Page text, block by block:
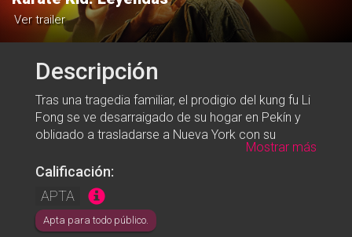
Ver trailer
Descripción
Tras una tragedia familiar, el prodigio del kung fu Li
Fong se ve desarraigado de su hogar en Pekín y
obligado a trasladarse a Nueva York con su
madre. Li lucha por dejar atrás su pasado mientras
intenta encajar con sus nuevos compañeros de
clase y, aunque no quiere pelear, los problemas
parecen encontrarlo en todas partes. Cuando un
nuevo amigo necesita su ayuda, Li se presenta a
Mostrar más
Calificación:
APTA
Apta para todo público.